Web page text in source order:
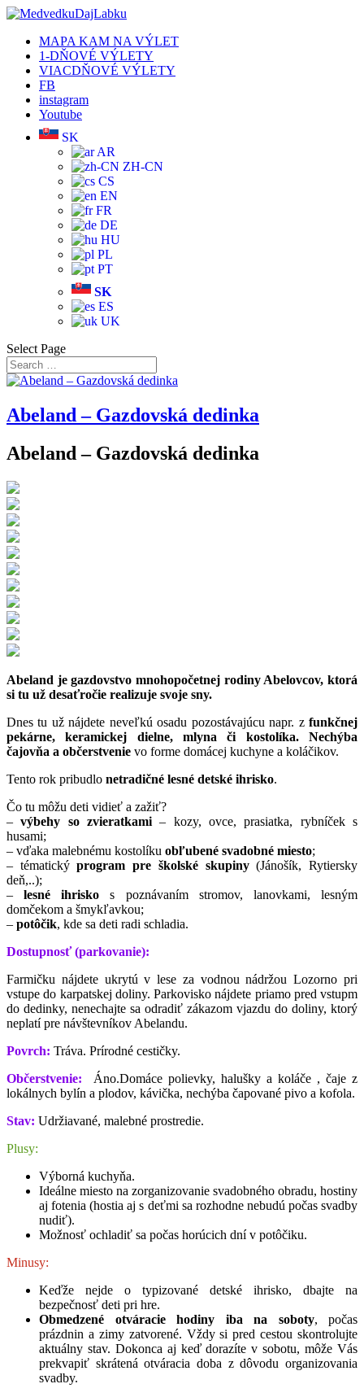
MAPA KAM NA VÝLET
1-DŇOVÉ VÝLETY
VIACDŇOVÉ VÝLETY
FB
instagram
Youtube
SK
AR
ZH-CN
CS
EN
FR
DE
HU
PL
PT
SK
ES
UK
Select Page
Abeland – Gazdovská dedinka
Abeland – Gazdovská dedinka
Abeland je gazdovstvo mnohopočetnej rodiny Abelovcov, ktorá
si tu už desaťročie realizuje svoje sny.
Dnes tu už nájdete neveľkú osadu pozostávajúcu napr. zfunkčnej
pekárne, keramickej dielne, mlyna či kostolíka. Nechýba
čajovňa a občerstvenie vo forme domácej kuchyne a koláčikov.
Tento rok pribudlo netradičné lesné detské ihrisko.
Čo tu môžu deti vidieť a zažiť?
–výbehy so zvieratkami – kozy, ovce, prasiatka, rybníček s
husami;
– vďaka malebnému kostolíku obľubené svadobné miesto;
– tématickýprogram pre školské skupiny(Jánošík, Rytiersky
deň,..);
–lesné ihrisko s poznávaním stromov, lanovkami, lesným
domčekom a šmykľavkou;
– potôčik, kde sa deti radi schladia.
Dostupnosť (parkovanie):
Farmičku nájdete ukrytú v lese za vodnou nádržou Lozorno pri
vstupe do karpatskej doliny. Parkovisko nájdete priamo pred vstupm
do dedinky, nenechajte sa odradiť zákazom vjazdu do doliny, ktorý
neplatí pre návštevníkov Abelandu.
Povrch: Tráva. Prírodné cestičky.
Občerstvenie: Áno.Domáce polievky, halušky a koláče , čaje z
lokálnych bylín a plodov, kávička, nechýba čapované pivo a kofola.
Stav: Udržiavané, malebné prostredie.
Plusy:
Výborná kuchyňa.
Ideálne miesto na zorganizovanie svadobného obradu, hostiny
aj fotenia (hostia aj s deťmi sa rozhodne nebudú počas svadby
nudiť).
Možnosť ochladiť sa počas horúcich dní v potôčiku.
Minusy:
Keďže nejde o typizované detské ihrisko, dbajte na
bezpečnosť deti pri hre.
Obmedzené otváracie hodiny iba na soboty, počas
prázdnin a zimy zatvorené. Vždy si pred cestou skontrolujte
aktuálny stav. Dokonca aj keď dorazíte v sobotu, môže Vás
prekvapiť skrátená otváracia doba z dôvodu organizovania
svadby.